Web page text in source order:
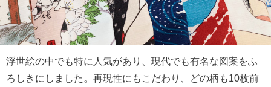
浮世絵の中でも特に人気があり、現代でも有名な図案をふ
ろしきにしました。再現性にもこだわり、どの柄も10枚前